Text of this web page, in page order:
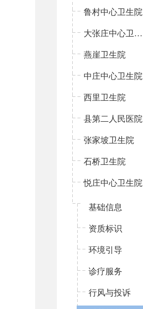
鲁村中心卫生院
大张庄中心卫生院
燕崖卫生院
中庄中心卫生院
西里卫生院
县第二人民医院
张家坡卫生院
石桥卫生院
悦庄中心卫生院
基础信息
资质标识
环境引导
诊疗服务
行风与投诉